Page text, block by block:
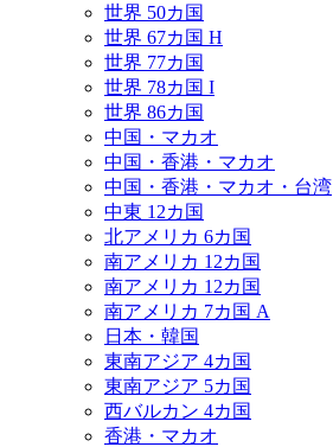
世界 50カ国
世界 67カ国 H
世界 77カ国
世界 78カ国 I
世界 86カ国
中国・マカオ
中国・香港・マカオ
中国・香港・マカオ・台湾
中東 12カ国
北アメリカ 6カ国
南アメリカ 12カ国
南アメリカ 12カ国
南アメリカ 7カ国 A
日本・韓国
東南アジア 4カ国
東南アジア 5カ国
西バルカン 4カ国
香港・マカオ